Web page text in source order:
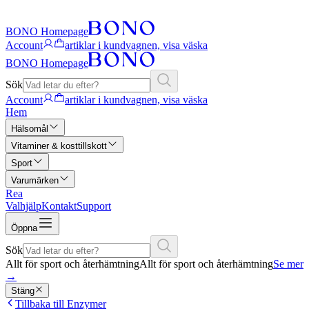
BONO Homepage
Account
artiklar i kundvagnen, visa väska
BONO Homepage
Sök
Account
artiklar i kundvagnen, visa väska
Hem
Hälsomål
Vitaminer & kosttillskott
Sport
Varumärken
Rea
ValhjälpKontaktSupport
Öppna
Sök
Allt för sport och återhämtningAllt för sport och återhämtningSe mer
→
Stäng
Tillbaka till Enzymer